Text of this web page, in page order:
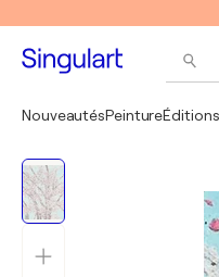
NouveautésPeintureÉditions